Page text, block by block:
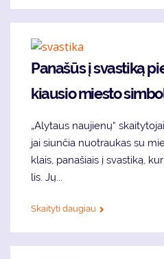
Pa­na­šūs į svas­ti­ką
kiau­sio mies­to
„Aly­taus nau­jie­nų“
jai siun­čia nuo­trau­kas su
klais, pa­na­šiais į svas­ti­ką,
lis. Jų...
Skaityti daugiau